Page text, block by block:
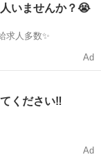
いませんか？😭
高時給求人多数✨
Ad
ください‼️
Ad